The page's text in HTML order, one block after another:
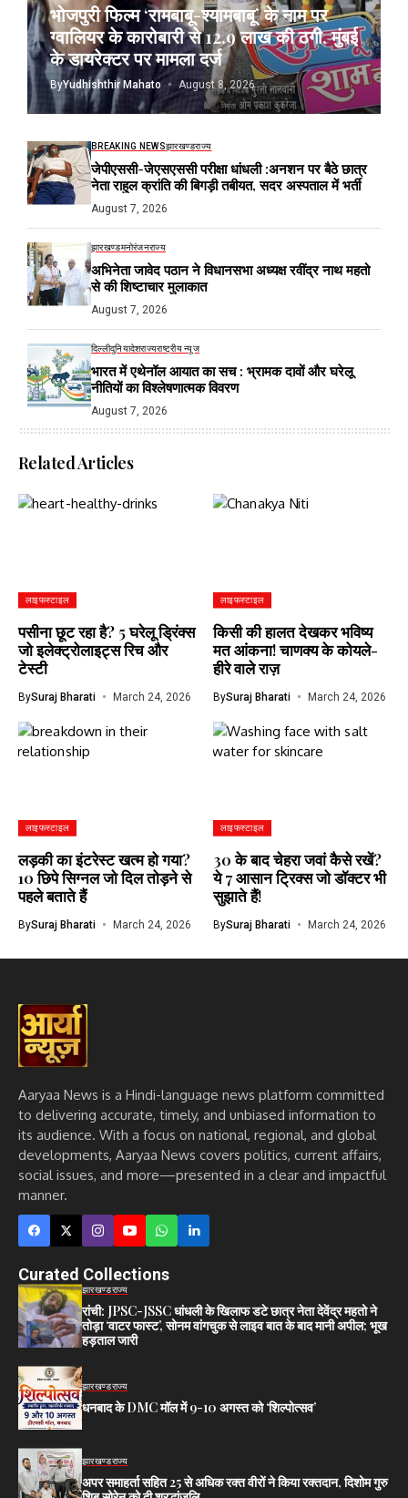
भोजपुरी फिल्म ‘रामबाबू-श्यामबाबू’ के नाम पर
ग्वालियर के कारोबारी से 12.9 लाख की ठगी, मुंबई
के डायरेक्टर पर मामला दर्ज
ByYudhishthir Mahato August 8, 2026
BREAKING NEWSझारखण्डराज्य
जेपीएससी-जेएसएससी परीक्षा धांधली :अनशन पर बैठे छात्र
नेता राहुल क्रांति की बिगड़ी तबीयत, सदर अस्पताल में भर्ती
August 7, 2026
झारखण्डमनोरंजनराज्य
अभिनेता जावेद पठान ने विधानसभा अध्यक्ष रवींद्र नाथ महतो
से की शिष्टाचार मुलाकात
August 7, 2026
दिल्लीदुनियादेशराज्यराष्ट्रीय न्यूज
भारत में एथेनॉल आयात का सच : भ्रामक दावों और घरेलू
नीतियों का विश्लेषणात्मक विवरण
August 7, 2026
Related Articles
लाइफस्टाइल
पसीना छूट रहा है? 5 घरेलू ड्रिंक्स
जो इलेक्ट्रोलाइट्स रिच और
टेस्टी
BySuraj Bharati March 24, 2026
लाइफस्टाइल
किसी की हालत देखकर भविष्य
मत आंकना! चाणक्य के कोयले-
हीरे वाले राज़
BySuraj Bharati March 24, 2026
लाइफस्टाइल
लड़की का इंटरेस्ट खत्म हो गया?
10 छिपे सिग्नल जो दिल तोड़ने से
पहले बताते हैं
BySuraj Bharati March 24, 2026
लाइफस्टाइल
30 के बाद चेहरा जवां कैसे रखें?
ये 7 आसान ट्रिक्स जो डॉक्टर भी
सुझाते हैं!
BySuraj Bharati March 24, 2026
Aaryaa News is a Hindi-language news platform committed
to delivering accurate, timely, and unbiased information to
its audience. With a focus on national, regional, and global
developments, Aaryaa News covers politics, current affairs,
social issues, and more—presented in a clear and impactful
manner.
Curated Collections
झारखण्डराज्य
रांची: JPSC-JSSC धांधली के खिलाफ डटे छात्र नेता देवेंद्र महतो ने
तोड़ा ‘वाटर फास्ट’, सोनम वांगचुक से लाइव बात के बाद मानी अपील; भूख
हड़ताल जारी
झारखण्डराज्य
धनबाद के DMC मॉल में 9-10 अगस्त को ‘शिल्पोत्सव’
झारखण्डराज्य
अपर समाहर्ता सहित 25 से अधिक रक्त वीरों ने किया रक्तदान, दिशोम गुरु